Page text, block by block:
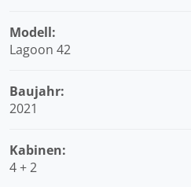
Modell:
Lagoon 42
Baujahr:
2021
Kabinen:
4 + 2